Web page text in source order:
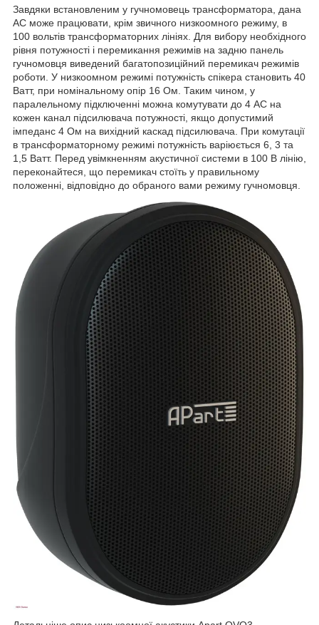
Завдяки встановленим у гучномовець трансформатора, дана
АС може працювати, крім звичного низкоомного режиму, в
100 вольтів трансформаторних лініях. Для вибору необхідного
рівня потужності і перемикання режимів на задню панель
гучномовця виведений багатопозиційний перемикач режимів
роботи. У низкоомном режимі потужність спікера становить 40
Ватт, при номінальному опір 16 Ом. Таким чином, у
паралельному підключенні можна комутувати до 4 АС на
кожен канал підсилювача потужності, якщо допустимий
імпеданс 4 Ом на вихідний каскад підсилювача. При комутації
в трансформаторному режимі потужність варіюється 6, 3 та
1,5 Ватт. Перед увімкненням акустичної системи в 100 В лінію,
переконайтеся, що перемикач стоїть у правильному
положенні, відповідно до обраного вами режиму гучномовця.